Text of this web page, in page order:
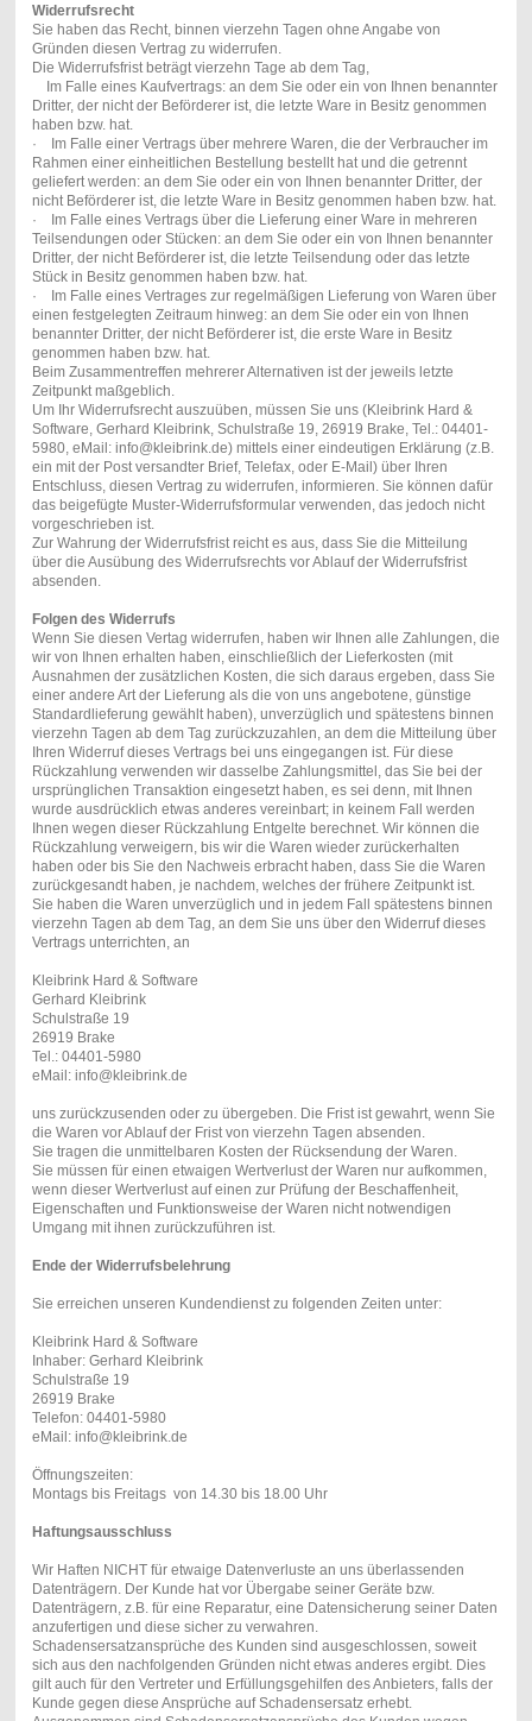
Widerrufsrecht
Sie haben das Recht, binnen vierzehn Tagen ohne Angabe von
Gründen diesen Vertrag zu widerrufen.
Die Widerrufsfrist beträgt vierzehn Tage ab dem Tag,
Im Falle eines Kaufvertrags: an dem Sie oder ein von Ihnen benannter
Dritter, der nicht der Beförderer ist, die letzte Ware in Besitz genommen
haben bzw. hat.
· Im Falle einer Vertrags über mehrere Waren, die der Verbraucher im
Rahmen einer einheitlichen Bestellung bestellt hat und die getrennt
geliefert werden: an dem Sie oder ein von Ihnen benannter Dritter, der
nicht Beförderer ist, die letzte Ware in Besitz genommen haben bzw. hat.
· Im Falle eines Vertrags über die Lieferung einer Ware in mehreren
Teilsendungen oder Stücken: an dem Sie oder ein von Ihnen benannter
Dritter, der nicht Beförderer ist, die letzte Teilsendung oder das letzte
Stück in Besitz genommen haben bzw. hat.
· Im Falle eines Vertrages zur regelmäßigen Lieferung von Waren über
einen festgelegten Zeitraum hinweg: an dem Sie oder ein von Ihnen
benannter Dritter, der nicht Beförderer ist, die erste Ware in Besitz
genommen haben bzw. hat.
Beim Zusammentreffen mehrerer Alternativen ist der jeweils letzte
Zeitpunkt maßgeblich.
Um Ihr Widerrufsrecht auszuüben, müssen Sie uns (Kleibrink Hard &
Software, Gerhard Kleibrink, Schulstraße 19, 26919 Brake, Tel.: 04401-
5980, eMail: info@kleibrink.de) mittels einer eindeutigen Erklärung (z.B.
ein mit der Post versandter Brief, Telefax, oder E-Mail) über Ihren
Entschluss, diesen Vertrag zu widerrufen, informieren. Sie können dafür
das beigefügte Muster-Widerrufsformular verwenden, das jedoch nicht
vorgeschrieben ist.
Zur Wahrung der Widerrufsfrist reicht es aus, dass Sie die Mitteilung
über die Ausübung des Widerrufsrechts vor Ablauf der Widerrufsfrist
absenden.
Folgen des Widerrufs
Wenn Sie diesen Vertag widerrufen, haben wir Ihnen alle Zahlungen, die
wir von Ihnen erhalten haben, einschließlich der Lieferkosten (mit
Ausnahmen der zusätzlichen Kosten, die sich daraus ergeben, dass Sie
einer andere Art der Lieferung als die von uns angebotene, günstige
Standardlieferung gewählt haben), unverzüglich und spätestens binnen
vierzehn Tagen ab dem Tag zurückzuzahlen, an dem die Mitteilung über
Ihren Widerruf dieses Vertrags bei uns eingegangen ist. Für diese
Rückzahlung verwenden wir dasselbe Zahlungsmittel, das Sie bei der
ursprünglichen Transaktion eingesetzt haben, es sei denn, mit Ihnen
wurde ausdrücklich etwas anderes vereinbart; in keinem Fall werden
Ihnen wegen dieser Rückzahlung Entgelte berechnet. Wir können die
Rückzahlung verweigern, bis wir die Waren wieder zurückerhalten
haben oder bis Sie den Nachweis erbracht haben, dass Sie die Waren
zurückgesandt haben, je nachdem, welches der frühere Zeitpunkt ist.
Sie haben die Waren unverzüglich und in jedem Fall spätestens binnen
vierzehn Tagen ab dem Tag, an dem Sie uns über den Widerruf dieses
Vertrags unterrichten, an
Kleibrink Hard & Software
Gerhard Kleibrink
Schulstraße 19
26919 Brake
Tel.: 04401-5980
eMail: info@kleibrink.de
uns zurückzusenden oder zu übergeben. Die Frist ist gewahrt, wenn Sie
die Waren vor Ablauf der Frist von vierzehn Tagen absenden.
Sie tragen die unmittelbaren Kosten der Rücksendung der Waren.
Sie müssen für einen etwaigen Wertverlust der Waren nur aufkommen,
wenn dieser Wertverlust auf einen zur Prüfung der Beschaffenheit,
Eigenschaften und Funktionsweise der Waren nicht notwendigen
Umgang mit ihnen zurückzuführen ist.
Ende der Widerrufsbelehrung
Sie erreichen unseren Kundendienst zu folgenden Zeiten unter:
Kleibrink Hard & Software
Inhaber: Gerhard Kleibrink
Schulstraße 19
26919 Brake
Telefon: 04401-5980
eMail: info@kleibrink.de
Öffnungszeiten:
Montags bis Freitags von 14.30 bis 18.00 Uhr
Haftungsausschluss
Wir Haften NICHT für etwaige Datenverluste an uns überlassenden
Datenträgern. Der Kunde hat vor Übergabe seiner Geräte bzw.
Datenträgern, z.B. für eine Reparatur, eine Datensicherung seiner Daten
anzufertigen und diese sicher zu verwahren.
Schadensersatzansprüche des Kunden sind ausgeschlossen, soweit
sich aus den nachfolgenden Gründen nicht etwas anderes ergibt. Dies
gilt auch für den Vertreter und Erfüllungsgehilfen des Anbieters, falls der
Kunde gegen diese Ansprüche auf Schadensersatz erhebt.